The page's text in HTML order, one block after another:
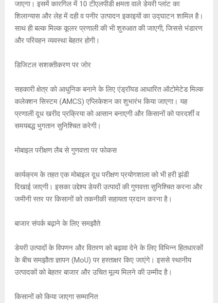
जाएगा। इसमें कारगिल में 10 टीएलपीडी क्षमता वाले डेयरी प्लांट का
शिलान्यास और लेह में दही व पनीर उत्पादन इकाइयों का उद्घाटन शामिल है।
साथ ही बल्क मिल्क कूलर प्रणाली की भी शुरुआत की जाएगी, जिससे भंडारण
और परिवहन व्यवस्था बेहतर होगी।
डिजिटल सशक्तीकरण पर जोर
सहकारी क्षेत्र को आधुनिक बनाने के लिए एंड्रॉयड आधारित ऑटोमेटेड मिल्क
कलेक्शन सिस्टम (AMCS) एप्लिकेशन का शुभारंभ किया जाएगा। यह
प्रणाली दूध खरीद प्रक्रिया को आसान बनाएगी और किसानों को पारदर्शी व
समयबद्ध भुगतान सुनिश्चित करेगी।
मोबाइल परीक्षण लैब से गुणवत्ता पर फोकस
कार्यक्रम के तहत एक मोबाइल दूध परीक्षण प्रयोगशाला को भी हरी झंडी
दिखाई जाएगी। इसका उद्देश्य डेयरी उत्पादों की गुणवत्ता सुनिश्चित करना और
जमीनी स्तर पर किसानों को तकनीकी सहायता प्रदान करना है।
बाजार संपर्क बढ़ाने के लिए समझौते
डेयरी उत्पादों के विपणन और वितरण को बढ़ावा देने के लिए विभिन्न हितधारकों
के बीच समझौता ज्ञापन (MoU) पर हस्ताक्षर किए जाएंगे। इससे स्थानीय
उत्पादकों को बेहतर बाजार और उचित मूल्य मिलने की उम्मीद है।
किसानों को किया जाएगा सम्मानित